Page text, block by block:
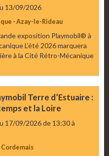
13/09/2026
- Azay-le-Rideau
exposition Playmobil® à
L’été 2026 marquera
à la Cité Rétro-Mécanique
Terre d’Estuaire :
et la Loire
17/09/2026de 13:30à